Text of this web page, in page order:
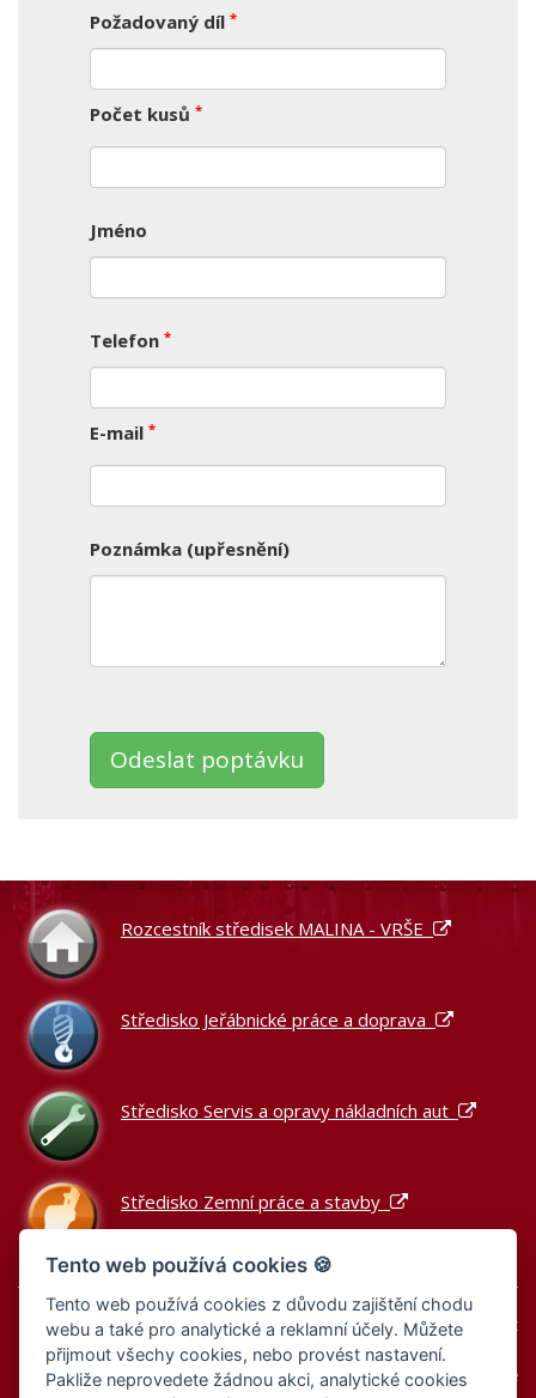
Požadovaný díl *
Počet kusů *
Jméno
Telefon *
E-mail *
Poznámka (upřesnění)
pole
prázdné.
Rozcestník středisek MALINA - VRŠE
Středisko Jeřábnické práce a doprava
Středisko Servis a opravy nákladních aut
Středisko Zemní práce a stavby
Podle zákona o evidenci tržeb je prodávající povinen vystavit
kupujícímu účtenku.
Zároveň je povinen zaevidovat přijatou tržbu u správce daně
Tento web používá cookies 🍪
Tento web používá cookies z důvodu zajištění chodu
webu a také pro analytické a reklamní účely. Můžete
přijmout všechy cookies, nebo provést nastavení.
Pakliže neprovedete žádnou akci, analytické cookies